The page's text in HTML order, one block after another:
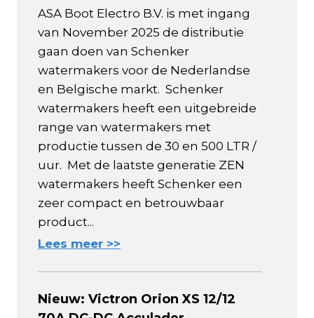
ASA Boot Electro B.V. is met ingang
van November 2025 de distributie
gaan doen van Schenker
watermakers voor de Nederlandse
en Belgische markt. Schenker
watermakers heeft een uitgebreide
range van watermakers met
productie tussen de 30 en 500 LTR /
uur. Met de laatste generatie ZEN
watermakers heeft Schenker een
zeer compact en betrouwbaar
product...
Lees meer >>
Nieuw: Victron Orion XS 12/12